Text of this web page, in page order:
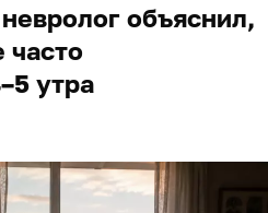
объяснил,
утра